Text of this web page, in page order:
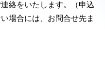
絡をいたします。（申込
場合には、お問合せ先ま